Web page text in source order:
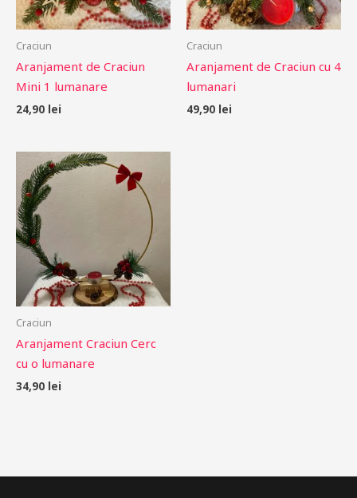
Craciun
Aranjament de Craciun
Mini 1 lumanare
24,90 lei
Craciun
Aranjament de Craciun cu 4
lumanari
49,90 lei
Craciun
Aranjament Craciun Cerc
cu o lumanare
34,90 lei